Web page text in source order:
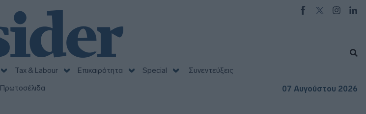
Tax & Labour Επικαιρότητα Special
Συνεντεύξεις
Πρωτοσέλιδα
07 Αυγούστου 2026